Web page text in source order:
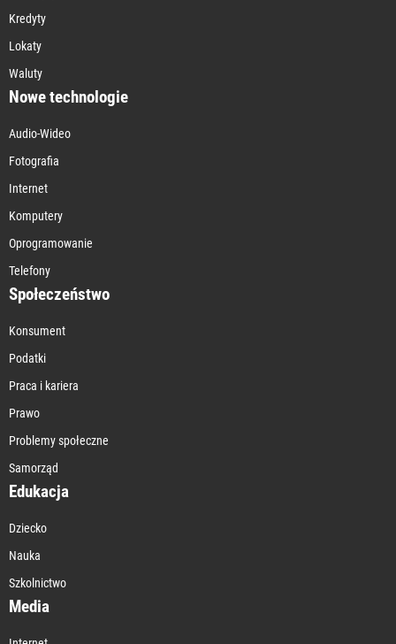
Kredyty
Lokaty
Waluty
Nowe technologie
Audio-Wideo
Fotografia
Internet
Komputery
Oprogramowanie
Telefony
Społeczeństwo
Konsument
Podatki
Praca i kariera
Prawo
Problemy społeczne
Samorząd
Edukacja
Dziecko
Nauka
Szkolnictwo
Media